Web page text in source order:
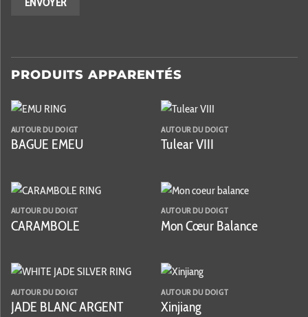
PRODUITS APPARENTÉS
AUTOUR DU DOIGT
BAGUE EMEU
AUTOUR DU DOIGT
Tulear VIII
AUTOUR DU DOIGT
CARAMBOLE
AUTOUR DU DOIGT
Mon Cœur Balance
AUTOUR DU DOIGT
JADE BLANC ARGENT
AUTOUR DU DOIGT
Xinjiang